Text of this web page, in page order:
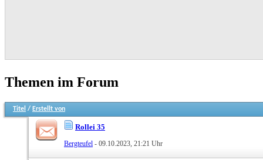
Themen im Forum
Titel / Erstellt von
Rollei 35
Bergteufel - 09.10.2023, 21:21 Uhr